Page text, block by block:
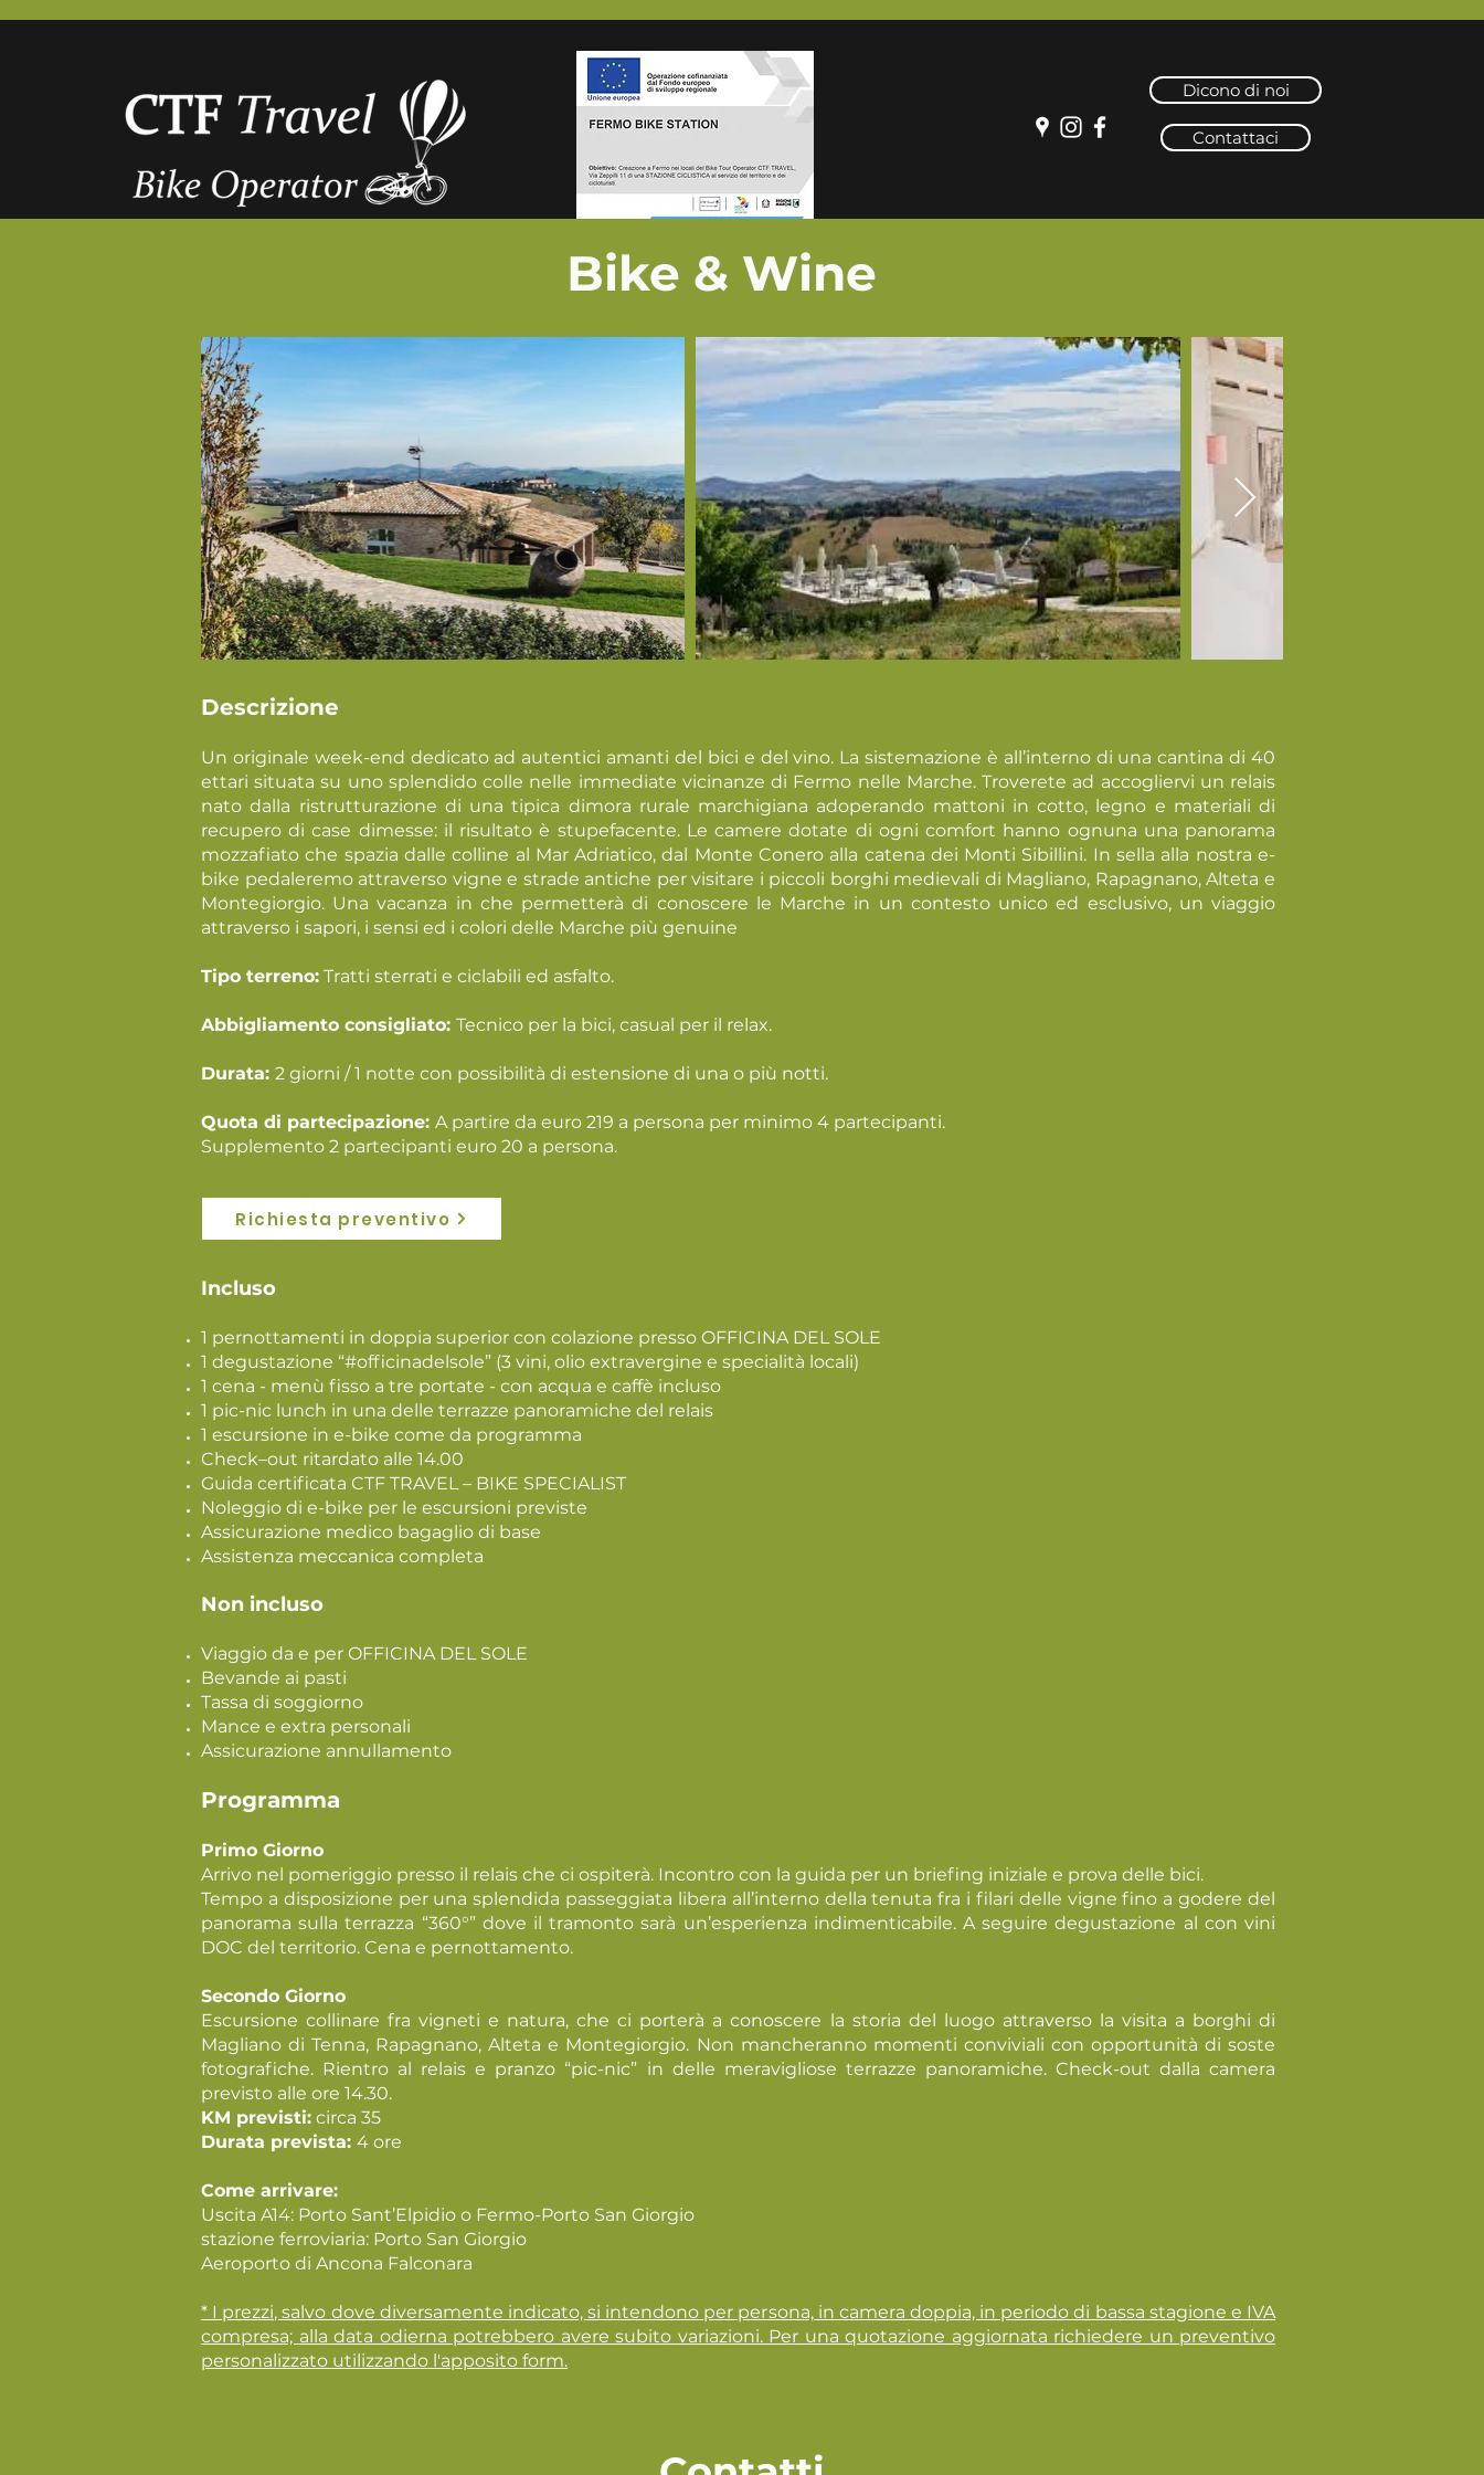
Dicono di noi
Contattaci
Bike & Wine
Descrizione
Un originale week-end dedicato ad autentici amanti del bici e del vino. La sistemazione è all’interno di una cantina di 40
ettari situata su uno splendido colle nelle immediate vicinanze di Fermo nelle Marche. Troverete ad accogliervi un relais
nato dalla ristrutturazione di una tipica dimora rurale marchigiana adoperando mattoni in cotto, legno e materiali di
recupero di case dimesse: il risultato è stupefacente. Le camere dotate di ogni comfort hanno ognuna una panorama
mozzafiato che spazia dalle colline al Mar Adriatico, dal Monte Conero alla catena dei Monti Sibillini. In sella alla nostra e-
bike pedaleremo attraverso vigne e strade antiche per visitare i piccoli borghi medievali di Magliano, Rapagnano, Alteta e
Montegiorgio. Una vacanza in che permetterà di conoscere le Marche in un contesto unico ed esclusivo, un viaggio
attraverso i sapori, i sensi ed i colori delle Marche più genuine
Tipo terreno: Tratti sterrati e ciclabili ed asfalto.
Abbigliamento consigliato: Tecnico per la bici, casual per il relax.
Durata: 2 giorni / 1 notte con possibilità di estensione di una o più notti.
Quota di partecipazione: A partire da euro 219 a persona per minimo 4 partecipanti.
Supplemento 2 partecipanti euro 20 a persona.
Incluso
1 pernottamenti in doppia superior con colazione presso OFFICINA DEL SOLE
1 degustazione “#officinadelsole” (3 vini, olio extravergine e specialità locali)
1 cena - menù fisso a tre portate - con acqua e caffè incluso
1 pic-nic lunch in una delle terrazze panoramiche del relais
1 escursione in e-bike come da programma
Check–out ritardato alle 14.00
Guida certificata CTF TRAVEL – BIKE SPECIALIST
Noleggio di e-bike per le escursioni previste
Assicurazione medico bagaglio di base
Assistenza meccanica completa
Non incluso
Viaggio da e per OFFICINA DEL SOLE
Bevande ai pasti
Tassa di soggiorno
Mance e extra personali
Assicurazione annullamento
Programma
Primo Giorno
Arrivo nel pomeriggio presso il relais che ci ospiterà. Incontro con la guida per un briefing iniziale e prova delle bici.
Tempo a disposizione per una splendida passeggiata libera all’interno della tenuta fra i filari delle vigne fino a godere del
panorama sulla terrazza “360°” dove il tramonto sarà un’esperienza indimenticabile. A seguire degustazione al con vini
DOC del territorio. Cena e pernottamento.
Secondo Giorno
Escursione collinare fra vigneti e natura, che ci porterà a conoscere la storia del luogo attraverso la visita a borghi di
Magliano di Tenna, Rapagnano, Alteta e Montegiorgio. Non mancheranno momenti conviviali con opportunità di soste
fotografiche. Rientro al relais e pranzo “pic-nic” in delle meravigliose terrazze panoramiche. Check-out dalla camera
previsto alle ore 14.30.
KM previsti: circa 35
Durata prevista: 4 ore
Come arrivare:
Uscita A14: Porto Sant’Elpidio o Fermo-Porto San Giorgio
stazione ferroviaria: Porto San Giorgio
Aeroporto di Ancona Falconara
* I prezzi, salvo dove diversamente indicato, si intendono per persona, in camera doppia, in periodo di bassa stagione e IVA
compresa; alla data odierna potrebbero avere subito variazioni. Per una quotazione aggiornata richiedere un preventivo
personalizzato utilizzando l'apposito form.
Richiesta preventivo